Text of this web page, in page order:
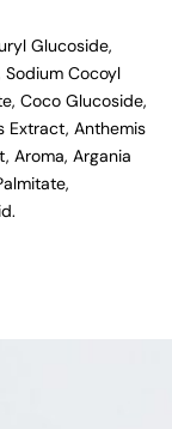
Glucoside,
Cocoyl
Coco Glucoside,
Extract, Anthemis
Aroma, Argania